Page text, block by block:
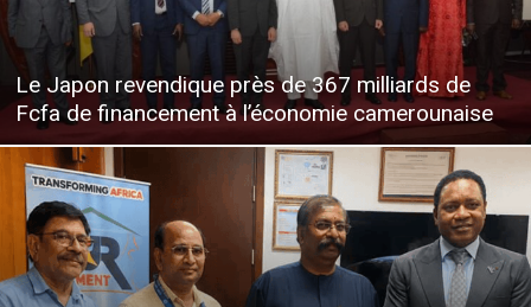
Le Japon revendique près de 367 milliards de
Fcfa de financement à l’économie camerounaise